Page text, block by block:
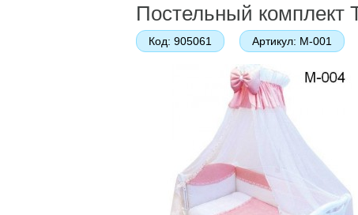
Постельный комплект
Код: 905061 Артикул: M-001